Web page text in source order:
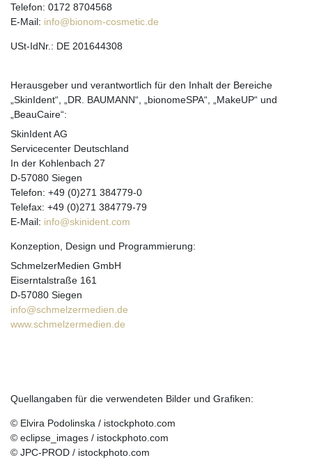
Telefon: 0172 8704568
E-Mail: info@bionom-cosmetic.de
USt-IdNr.: DE 201644308
Herausgeber und verantwortlich für den Inhalt der Bereiche
„SkinIdent“, „DR. BAUMANN“, „bionomeSPA“, „MakeUP“ und
„BeauCaire“:
SkinIdent AG
Servicecenter Deutschland
In der Kohlenbach 27
D-57080 Siegen
Telefon: +49 (0)271 384779-0
Telefax: +49 (0)271 384779-79
E-Mail: info@skinident.com
Konzeption, Design und Programmierung:
SchmelzerMedien GmbH
Eiserntalstraße 161
D-57080 Siegen
info@schmelzermedien.de
www.schmelzermedien.de
Quellangaben für die verwendeten Bilder und Grafiken:
© Elvira Podolinska / istockphoto.com
© eclipse_images / istockphoto.com
© JPC-PROD / istockphoto.com